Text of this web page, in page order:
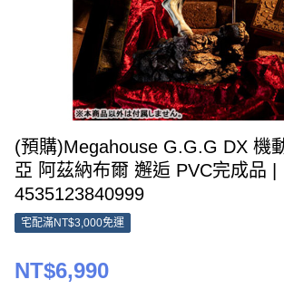
(預購)Megahouse G.G.G DX 機
亞 阿茲納布爾 邂逅 PVC完成品 |
4535123840999
宅配滿NT$3,000免運
NT$6,990